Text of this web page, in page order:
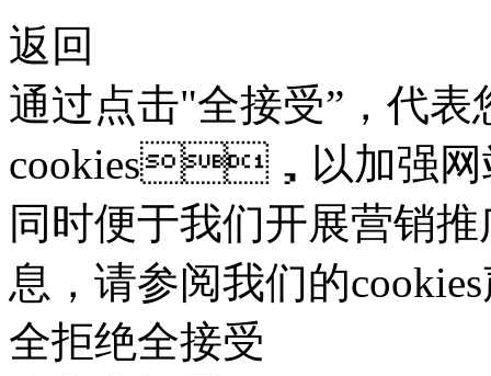
返回
通过点击"全接受”，代
cookies，以加强网站
同时便于我们开展营销
息，请参阅我们的
全拒绝全接受